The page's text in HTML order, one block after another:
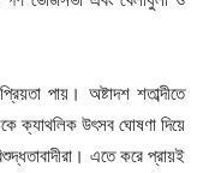
পায়। অষ্টাদশ শতাব্দীতে
ক্যাথলিক উৎসব ঘোষণা দিয়ে
এতে করে প্রায়ই